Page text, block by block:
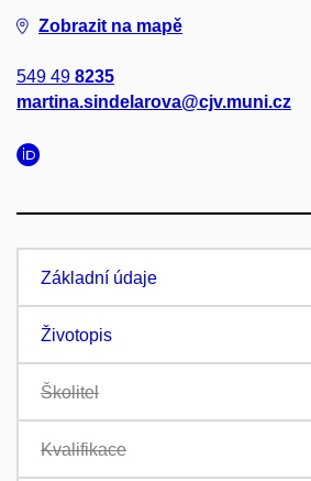
Zobrazit na mapě
549 49 8235
martina.sindelarova@cjv.muni.cz
Základní údaje
Životopis
Školitel
Kvalifikace